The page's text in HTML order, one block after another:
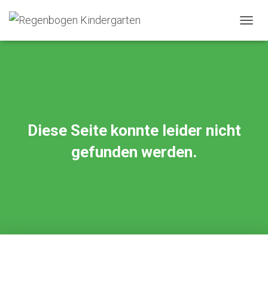
Diese Seite konnte leider nicht
gefunden werden.